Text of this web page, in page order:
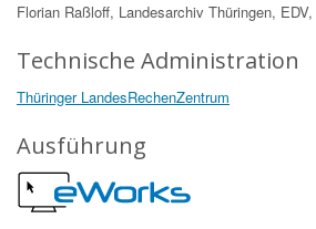
Florian Raßloff, Landesarchiv Thüringen, EDV,
Technische Administration
Thüringer LandesRechenZentrum
Ausführung